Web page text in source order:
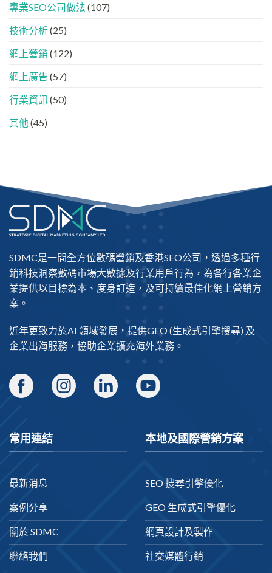
的
際
法
何
入
AI
的
「信
名
專業SEO公司做法 (107)
技術分析(25)
網上營銷 (122)
網上廣告 (57)
行業資訊(50)
其他 (45)
SDMC是一間全方位數碼營銷及香港SEO公司 ，透過多種行
銷科技洞察數碼市場大數據及行業用戶行為，為各行各業企
業提供以目標為本、度身訂造，及可持續最佳化網上營銷方
案。
近年更致力於AI 領域發展，提供GEO(生成式引擎搜尋) 及
企業出海服務，協助企業擴充海外業務。
常用連結
最新消息
案例分享
關於 SDMC
聯絡我們
本地及國際營銷方案
SEO 搜尋引擎優化
GEO 生成式引擎優化
網頁設計及製作
社交媒體行銷